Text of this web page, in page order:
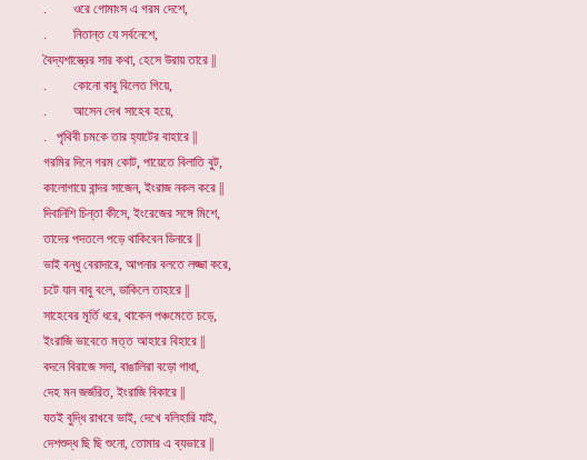
. ওরে গোমাংস এ গরম দেশে,
. নিতান্ত যে সর্বনেশে,
বৈদ্যশাস্ত্রের সার কথা, হেসে উরায় তারে ||
. কোনো বাবু বিলেত গিয়ে,
. আসেন দেখ সাহেব হয়ে,
. পৃথিবী চমকে তার হ্যাটের বাহারে ||
গরমির দিনে গরম কোট, পায়েতে বিলাতি বুট,
কালোগায়ে বান্দর সাজেন, ইংরাজ নকল করে ||
দিবানিশি চিন্তা কীসে, ইংরেজের সঙ্গে মিশে,
তাদের পদতলে পড়ে থাকিবেন ডিনারে ||
ভাই বন্ধু বেরাদারে, আপনার বলতে লজ্জা করে,
চটে যান বাবু বলে, ডাকিলে তাহারে ||
সাহেবের মূর্তি ধরে, থাকেন পঞ্চমেতে চড়ে,
ইংরাজি ভাবেতে মত্ত আহারে বিহারে ||
বদনে বিরাজে সদা, বাঙালিরা বড়ো গাধা,
দেহ মন জর্জরিত, ইংরাজি বিকারে ||
যতই বুদ্ধি রাখবে ভাই, দেখে বলিহারি যাই,
দেশশুদ্ধ ছি ছি শুনো, তোমার এ ব্যভারে ||